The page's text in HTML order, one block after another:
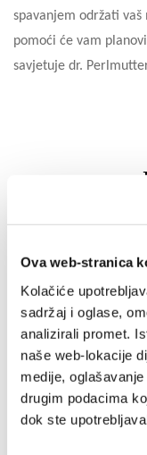
Ova web-stranica
Kolačiće
sadržaj i oglase,
analizirali promet.
naše web-lokacije
medije,
drugim podacima
dok ste
spavanjem održati
pomoći će vam
savjetuje dr.
OD